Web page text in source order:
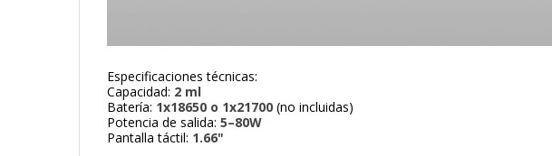
Especificaciones técnicas:
Capacidad: 2 ml
Batería: 1x18650 o 1x21700 (no incluidas)
Potencia de salida: 5–80W
Pantalla táctil: 1.66"